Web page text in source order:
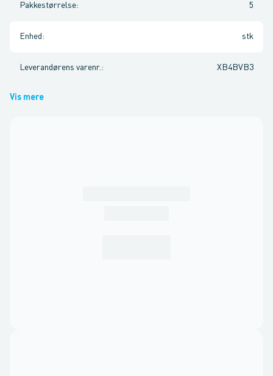
Pakkestørrelse: 5
Enhed : stk
Leverandørens varenr. : XB4BVB3
Vis mere